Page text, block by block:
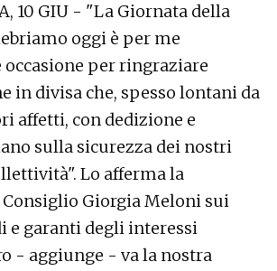
10 GIU - "La Giornata della
oggi è per me
per ringraziare
in divisa che, spesso lontani da
affetti, con dedizione e
sulla sicurezza dei nostri
Lo afferma la
Giorgia Meloni sui
e garanti degli interessi
- aggiunge - va la nostra